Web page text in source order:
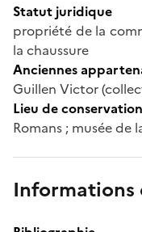
Statut juridique
propriété de la
la chaussure
Anciennes
Guillen Victor
Lieu de conservation
Romans ; musée de
Informations